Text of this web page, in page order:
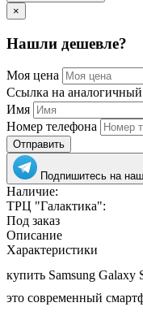
×
Нашли дешевле?
Моя цена
Ссылка на аналогичный
Имя
Номер телефона
Отправить
Подпишитесь на
Наличие:
ТРЦ "Галактика":
Под заказ
Описание
Характеристики
купить Samsung Galaxy
это современный